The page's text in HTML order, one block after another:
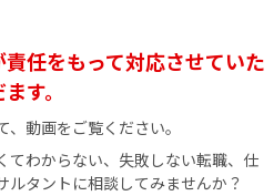
任をもって対応させていた
す。
、動画をご覧ください。
てわからない、失敗しない転職、仕
タントに相談してみませんか？